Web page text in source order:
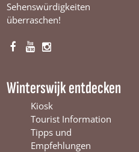
Sehenswürdigkeiten
überraschen!
F
e
Y
T
u
b
e
W
I
t
a
g
r
a
Winterswijk entdecken
Kiosk
Tourist Information
Tipps und
Empfehlungen